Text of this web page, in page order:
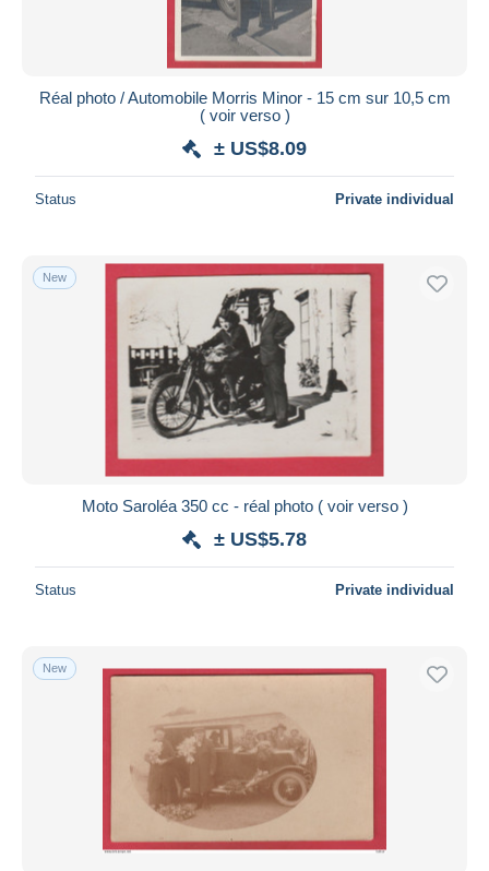
Réal photo / Automobile Morris Minor - 15 cm sur 10,5 cm
( voir verso )
± US$8.09
Status Private individual
New
Moto Saroléa 350 cc - réal photo ( voir verso )
± US$5.78
Status Private individual
New